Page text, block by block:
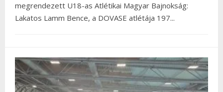
megrendezett U18-as Atlétikai Magyar Bajnokság:
Lakatos Lamm Bence, a DOVASE atlétája 197...